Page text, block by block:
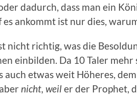
dadurch, dass man ein
ankommt ist nur dies,
nicht richtig, was die
einbilden. Da 10 Taler mehr
auch etwas weit Höheres,
nicht, weiler der Prophet,